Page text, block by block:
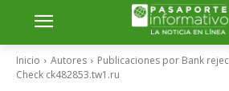
Inicio Autores
Publicaciones por Bank
Check ck482853.tw1.ru